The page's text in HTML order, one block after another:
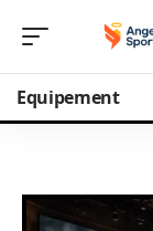
Equipement